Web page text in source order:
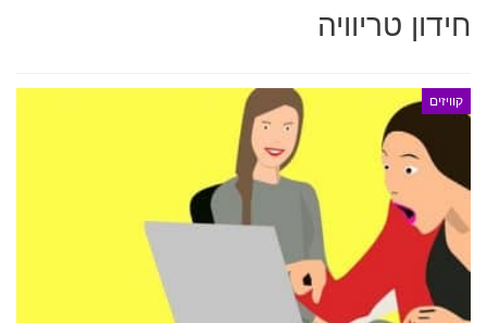
חידון טריוויה
קוויזים